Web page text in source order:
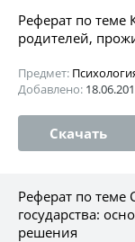
Реферат по
родителей,
Предмет:
Добавлено:
Скачать
Реферат по теме
государства:
решения